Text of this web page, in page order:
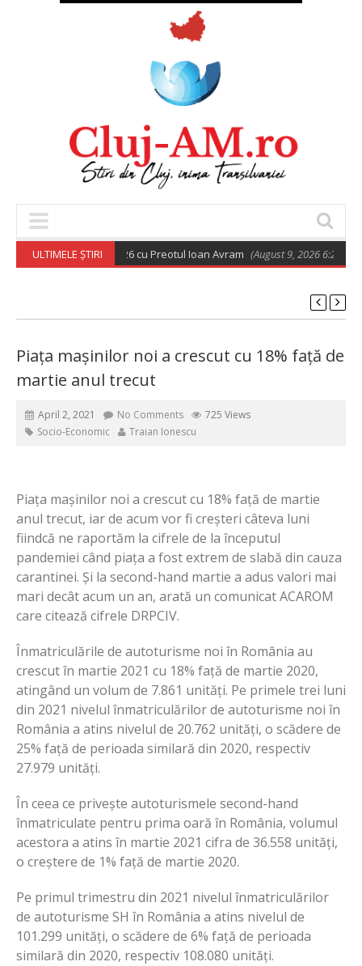
ULTIMELE ȘTIRI
din 9 august 2026 cu Preotul Ioan Avram (August 9, 2026 6:28 am)
Piața mașinilor noi a crescut cu 18% față de
martie anul trecut
April 2, 2021 No Comments
725 Views
Socio-Economic
Traian Ionescu
Piața mașinilor noi a crescut cu 18% față de martie
anul trecut, iar de acum vor fi creșteri câteva luni
fiindcă ne raportăm la cifrele de la începutul
pandemiei când piața a fost extrem de slabă din cauza
carantinei. Și la second-hand martie a adus valori mai
mari decât acum un an, arată un comunicat ACAROM
care citează cifrele DRPCIV.
Înmatriculările de autoturisme noi în România au
crescut în martie 2021 cu 18% față de martie 2020,
atingând un volum de 7.861 unități. Pe primele trei luni
din 2021 nivelul înmatriculărilor de autoturisme noi în
România a atins nivelul de 20.762 unități, o scădere de
25% față de perioada similară din 2020, respectiv
27.979 unități.
În ceea ce privește autoturismele second-hand
înmatriculate pentru prima oară în România, volumul
acestora a atins în martie 2021 cifra de 36.558 unități,
o creștere de 1% față de martie 2020.
Pe primul trimestru din 2021 nivelul înmatriculărilor
de autoturisme SH în România a atins nivelul de
101.299 unități, o scădere de 6% față de perioada
similară din 2020, respectiv 108.080 unități.